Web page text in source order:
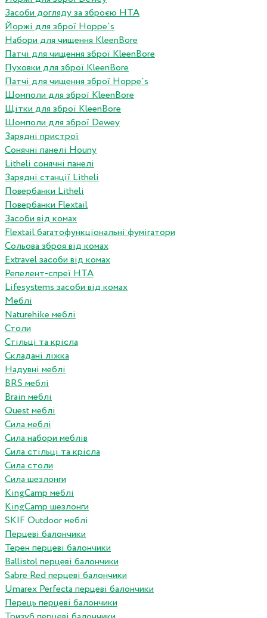
Засоби догляду за зброєю HTA
Йоржі для зброї Hoppe`s
Набори для чищення KleenBore
Патчі для чищення зброї KleenBore
Пуховки для зброї KleenBore
Патчі для чищення зброї Hoppe`s
Шомполи для зброї KleenBore
Щітки для зброї KleenBore
Шомполи для зброї Dewey
Зарядні пристрої
Сонячні панелі Houny
Litheli сонячні панелі
Зарядні станції Litheli
Повербанки Litheli
Повербанки Flextail
Засоби від комах
Flextail багатофункціональні фумігатори
Сольова зброя від комах
Extravel засоби від комах
Репелент-спреї HTA
Lifesystems засоби від комах
Меблі
Naturehike меблі
Столи
Стільці та крісла
Складані ліжка
Надувні меблі
BRS меблі
Brain меблі
Quest меблі
Сила меблі
Сила набори меблів
Сила стільці та крісла
Сила столи
Сила шезлонги
KingCamp меблі
KingCamp шезлонги
SKIF Outdoor меблі
Перцеві балончики
Терен перцеві балончики
Ballistol перцеві балончики
Sabre Red перцеві балончики
Umarex Perfecta перцеві балончики
Перець перцеві балончики